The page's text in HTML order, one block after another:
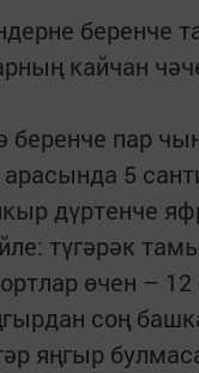
беренче
кайчан
беренче пар
5
дүртенче
түгәрәк
өчен –
соң
яңгыр